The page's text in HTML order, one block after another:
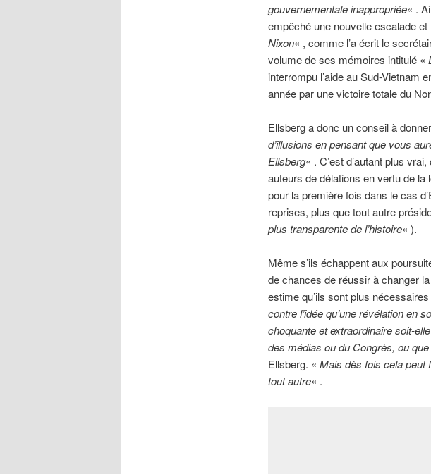
gouvernementale inappropriée« .
empêché une nouvelle escalade
Nixon« , comme l’a écrit le
volume de ses mémoires intitulé «
interrompu l’aide au Sud-Vietnam
année par une victoire totale du
Ellsberg a donc un conseil à
d’illusions en pensant que vous
Ellsberg« . C’est d’autant plus
auteurs de délations en vertu de la
pour la première fois dans le cas
reprises, plus que tout autre
plus transparente de l’histoire« ).
Même s’ils échappent aux
de chances de réussir à changer
estime qu’ils sont plus
contre l’idée qu’une révélation en
choquante et extraordinaire soit-
des médias ou du Congrès, ou
Ellsberg. « Mais dès fois cela peut
tout autre« .